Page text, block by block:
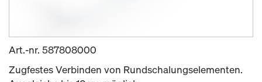
Art.-nr. 587808000
Zugfestes Verbinden von Rundschalungselementen.